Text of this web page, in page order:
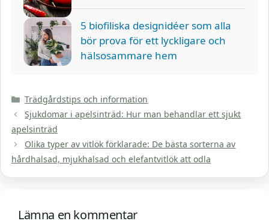
5 biofiliska designidéer som alla
bör prova för ett lyckligare och
hälsosammare hem
Kategorier
Trädgårdstips och information
Sjukdomar i apelsinträd: Hur man behandlar ett sjukt
apelsinträd
Olika typer av vitlök förklarade: De bästa sorterna av
hårdhalsad, mjukhalsad och elefantvitlök att odla
Lämna en kommentar